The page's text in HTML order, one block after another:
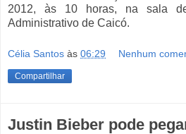
2012, às 10 horas, na sala
Administrativo de Caicó.
Célia Santos às 06:29 Nenhum
Compartilhar
Justin Bieber pode